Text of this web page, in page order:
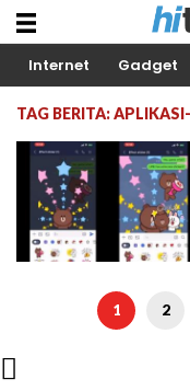
Internet Gadget
TAG BERITA:
1 2
